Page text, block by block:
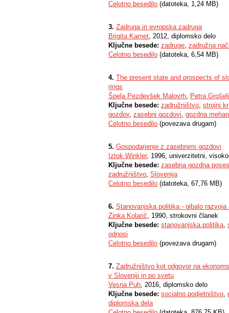
Celotno besedilo (datoteka, 1,24 MB)
3. Zadruga in evropska zadruga
Brigita Karnet, 2012, diplomsko delo
Ključne besede: zadruge, zadružna
Celotno besedilo (datoteka, 6,54 MB)
4. The present state and prospects of
rings
Špela Pezdevšek Malovrh, Petra Grošelj
Ključne besede: zadružništvo, strojni
gozdov, zasebni gozdovi, gozdna
Celotno besedilo (povezava drugam)
5. Gospodarjenje z zasebnimi gozdovi
Iztok Winkler, 1996, univerzitetni,
Ključne besede: zasebna gozdna
zadružništvo, Slovenija
Celotno besedilo (datoteka, 67,76 MB)
6. Stanovanjska politika - gibalo
Zinka Kolarič, 1990, strokovni članek
Ključne besede: stanovanjska politika,
odnosi
Celotno besedilo (povezava drugam)
7. Zadružništvo kot odgovor na
v Sloveniji in po svetu
Vesna Puh, 2016, diplomsko delo
Ključne besede: socialno podjetništvo,
diplomska dela